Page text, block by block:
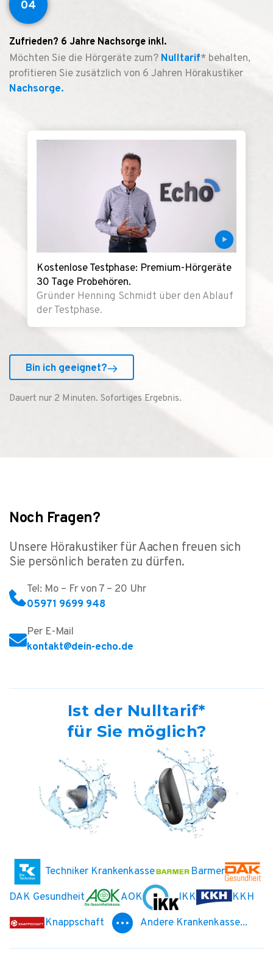
04
Zufrieden? 6 Jahre Nachsorge inkl.
Möchten Sie die Hörgeräte zum? Nulltarif* behalten,
profitieren Sie zusätzlich von 6 Jahren Hörakustiker
Nachsorge.
Kostenlose Testphase: Premium-Hörgeräte
30 Tage Probehören.
Gründer Henning Schmidt über den Ablauf
der Testphase.
Bin ich geeignet?
Dauert nur 2 Minuten. Sofortiges Ergebnis.
Ist der Nulltarif*
für Sie möglich?
Techniker Krankenkasse
Barmer
DAK Gesundheit
AOK IKK
KKH
Knappschaft
Andere Krankenkasse...
Noch Fragen?
Unsere Hörakustiker für Aachen freuen sich
Sie persönlich beraten zu dürfen.
Tel: Mo – Fr von 7 – 20 Uhr
05971 9699 948
Per E-Mail
kontakt@dein-echo.de